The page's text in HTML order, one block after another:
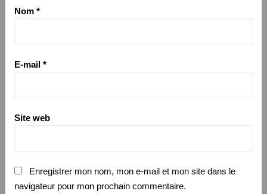
Nom *
E-mail *
Site web
Enregistrer mon nom, mon e-mail et mon site dans le
navigateur pour mon prochain commentaire.